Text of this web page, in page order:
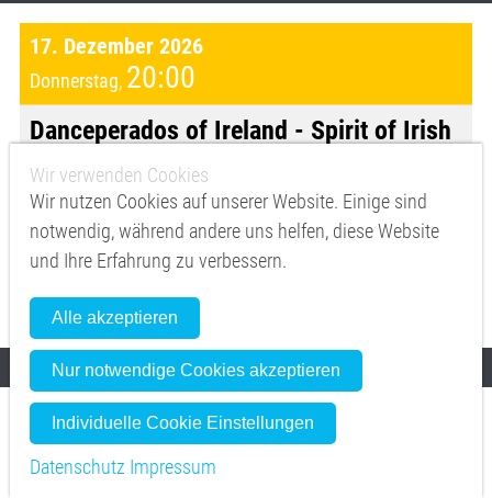
17. Dezember 2026
Donnerstag, 20:00
Danceperados of Ireland - Spirit of Irish
Christmas //
Friedrichshafen - Graf-Zeppelin-Haus
Mehr zur Veranstaltung
Vorverkauf
reservix.de
18. Dezember 2026
Freitag,20:00
Wir verwenden Cookies
Wir nutzen Cookies auf unserer Website. Einige sind
notwendig, während andere uns helfen, diese Website
und Ihre Erfahrung zu verbessern.
Alle akzeptieren
Nur notwendige Cookies akzeptieren
Individuelle Cookie Einstellungen
Datenschutz Impressum